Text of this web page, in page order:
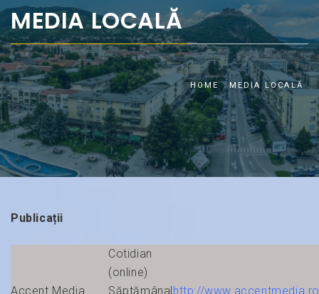
MEDIA LOCALĂ
HOME MEDIA LOCALĂ
Publicații
Accent Media
Cotidian
(online)
Săptămânalhttp://